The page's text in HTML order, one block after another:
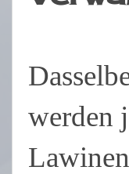
werden